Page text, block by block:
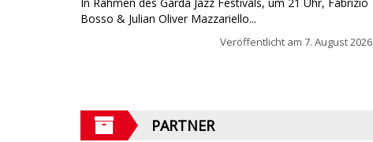
Bosso & Julian Oliver Mazzariello...
Veröffentlicht am 7. August 2026
PARTNER